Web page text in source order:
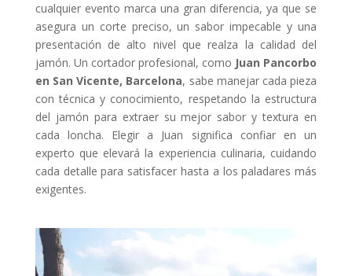
cualquier evento marca una gran diferencia, ya que se
asegura un corte preciso, un sabor impecable y una
presentación de alto nivel que realza la calidad del
jamón. Un cortador profesional, como Juan Pancorbo
en San Vicente, Barcelona, sabe manejar cada pieza
con técnica y conocimiento, respetando la estructura
del jamón para extraer su mejor sabor y textura en
cada loncha. Elegir a Juan significa confiar en un
experto que elevará la experiencia culinaria, cuidando
cada detalle para satisfacer hasta a los paladares más
exigentes.